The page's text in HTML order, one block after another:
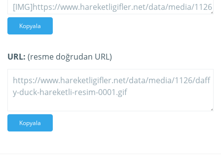
Kopyala
URL: (resme doğrudan URL)
Kopyala